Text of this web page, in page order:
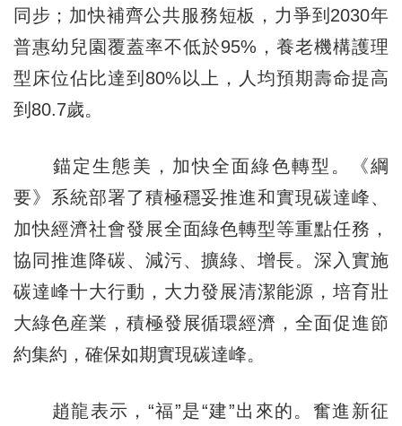
同步；加快補齊公共服務短板，力爭到2030年
普惠幼兒園覆蓋率不低於95%，養老機構護理
型床位佔比達到80%以上，人均預期壽命提高
到80.7歲。
錨定生態美，加快全面綠色轉型。《綱
要》系統部署了積極穩妥推進和實現碳達峰、
加快經濟社會發展全面綠色轉型等重點任務，
協同推進降碳、減污、擴綠、增長。深入實施
碳達峰十大行動，大力發展清潔能源，培育壯
大綠色産業，積極發展循環經濟，全面促進節
約集約，確保如期實現碳達峰。
趙龍表示，“福”是“建”出來的。奮進新征